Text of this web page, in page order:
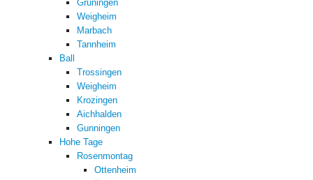
Grüningen
Weigheim
Marbach
Tannheim
Ball
Trossingen
Weigheim
Krozingen
Aichhalden
Gunningen
Hohe Tage
Rosenmontag
Ottenheim